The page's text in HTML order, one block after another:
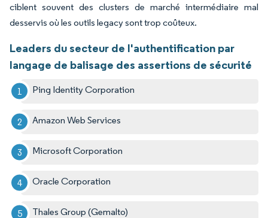
ciblent souvent des clusters de marché intermédiaire mal
desservis où les outils legacy sont trop coûteux.
Leaders du secteur de l'authentification par
langage de balisage des assertions de sécurité
Ping Identity Corporation
Amazon Web Services
Microsoft Corporation
Oracle Corporation
Thales Group (Gemalto)